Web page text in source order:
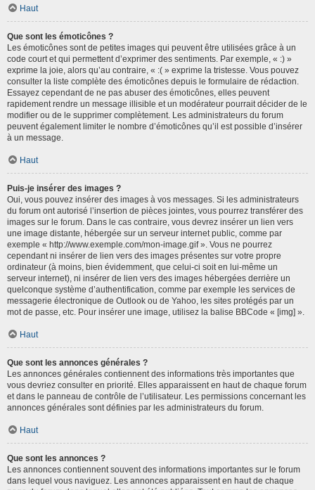
Haut
Que sont les émoticônes ?
Les émoticônes sont de petites images qui peuvent être utilisées grâce à un
code court et qui permettent d’exprimer des sentiments. Par exemple, « :) »
exprime la joie, alors qu’au contraire, « :( » exprime la tristesse. Vous pouvez
consulter la liste complète des émoticônes depuis le formulaire de rédaction.
Essayez cependant de ne pas abuser des émoticônes, elles peuvent
rapidement rendre un message illisible et un modérateur pourrait décider de le
modifier ou de le supprimer complètement. Les administrateurs du forum
peuvent également limiter le nombre d’émoticônes qu’il est possible d’insérer
à un message.
Haut
Puis-je insérer des images ?
Oui, vous pouvez insérer des images à vos messages. Si les administrateurs
du forum ont autorisé l’insertion de pièces jointes, vous pourrez transférer des
images sur le forum. Dans le cas contraire, vous devrez insérer un lien vers
une image distante, hébergée sur un serveur internet public, comme par
exemple « http://www.exemple.com/mon-image.gif ». Vous ne pourrez
cependant ni insérer de lien vers des images présentes sur votre propre
ordinateur (à moins, bien évidemment, que celui-ci soit en lui-même un
serveur internet), ni insérer de lien vers des images hébergées derrière un
quelconque système d’authentification, comme par exemple les services de
messagerie électronique de Outlook ou de Yahoo, les sites protégés par un
mot de passe, etc. Pour insérer une image, utilisez la balise BBCode « [img] ».
Haut
Que sont les annonces générales ?
Les annonces générales contiennent des informations très importantes que
vous devriez consulter en priorité. Elles apparaissent en haut de chaque forum
et dans le panneau de contrôle de l’utilisateur. Les permissions concernant les
annonces générales sont définies par les administrateurs du forum.
Haut
Que sont les annonces ?
Les annonces contiennent souvent des informations importantes sur le forum
dans lequel vous naviguez. Les annonces apparaissent en haut de chaque